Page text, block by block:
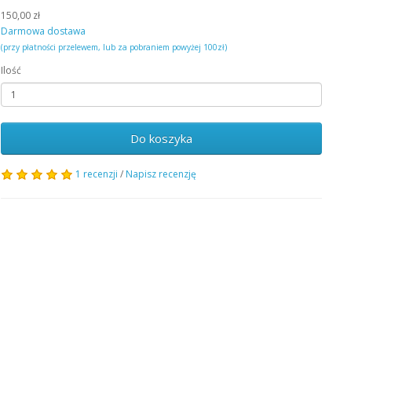
150,00 zł
Darmowa dostawa
(przy płatności przelewem, lub za pobraniem powyżej 100zł)
Ilość
Do koszyka
1 recenzji / Napisz recenzję